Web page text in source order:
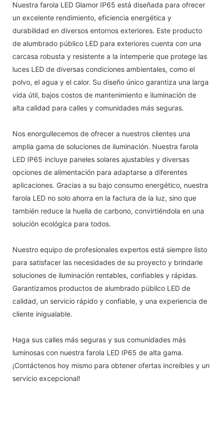
Nuestra farola LED Glamor IP65 está diseñada para ofrecer
un excelente rendimiento, eficiencia energética y
durabilidad en diversos entornos exteriores. Este producto
de alumbrado público LED para exteriores cuenta con una
carcasa robusta y resistente a la intemperie que protege las
luces LED de diversas condiciones ambientales, como el
polvo, el agua y el calor. Su diseño único garantiza una larga
vida útil, bajos costos de mantenimiento e iluminación de
alta calidad para calles y comunidades más seguras.
Nos enorgullecemos de ofrecer a nuestros clientes una
amplia gama de soluciones de iluminación. Nuestra farola
LED IP65 incluye paneles solares ajustables y diversas
opciones de alimentación para adaptarse a diferentes
aplicaciones. Gracias a su bajo consumo energético, nuestra
farola LED no solo ahorra en la factura de la luz, sino que
también reduce la huella de carbono, convirtiéndola en una
solución ecológica para todos.
Nuestro equipo de profesionales expertos está siempre listo
para satisfacer las necesidades de su proyecto y brindarle
soluciones de iluminación rentables, confiables y rápidas.
Garantizamos productos de alumbrado público LED de
calidad, un servicio rápido y confiable, y una experiencia de
cliente inigualable.
Haga sus calles más seguras y sus comunidades más
luminosas con nuestra farola LED IP65 de alta gama.
¡Contáctenos hoy mismo para obtener ofertas increíbles y un
servicio excepcional!